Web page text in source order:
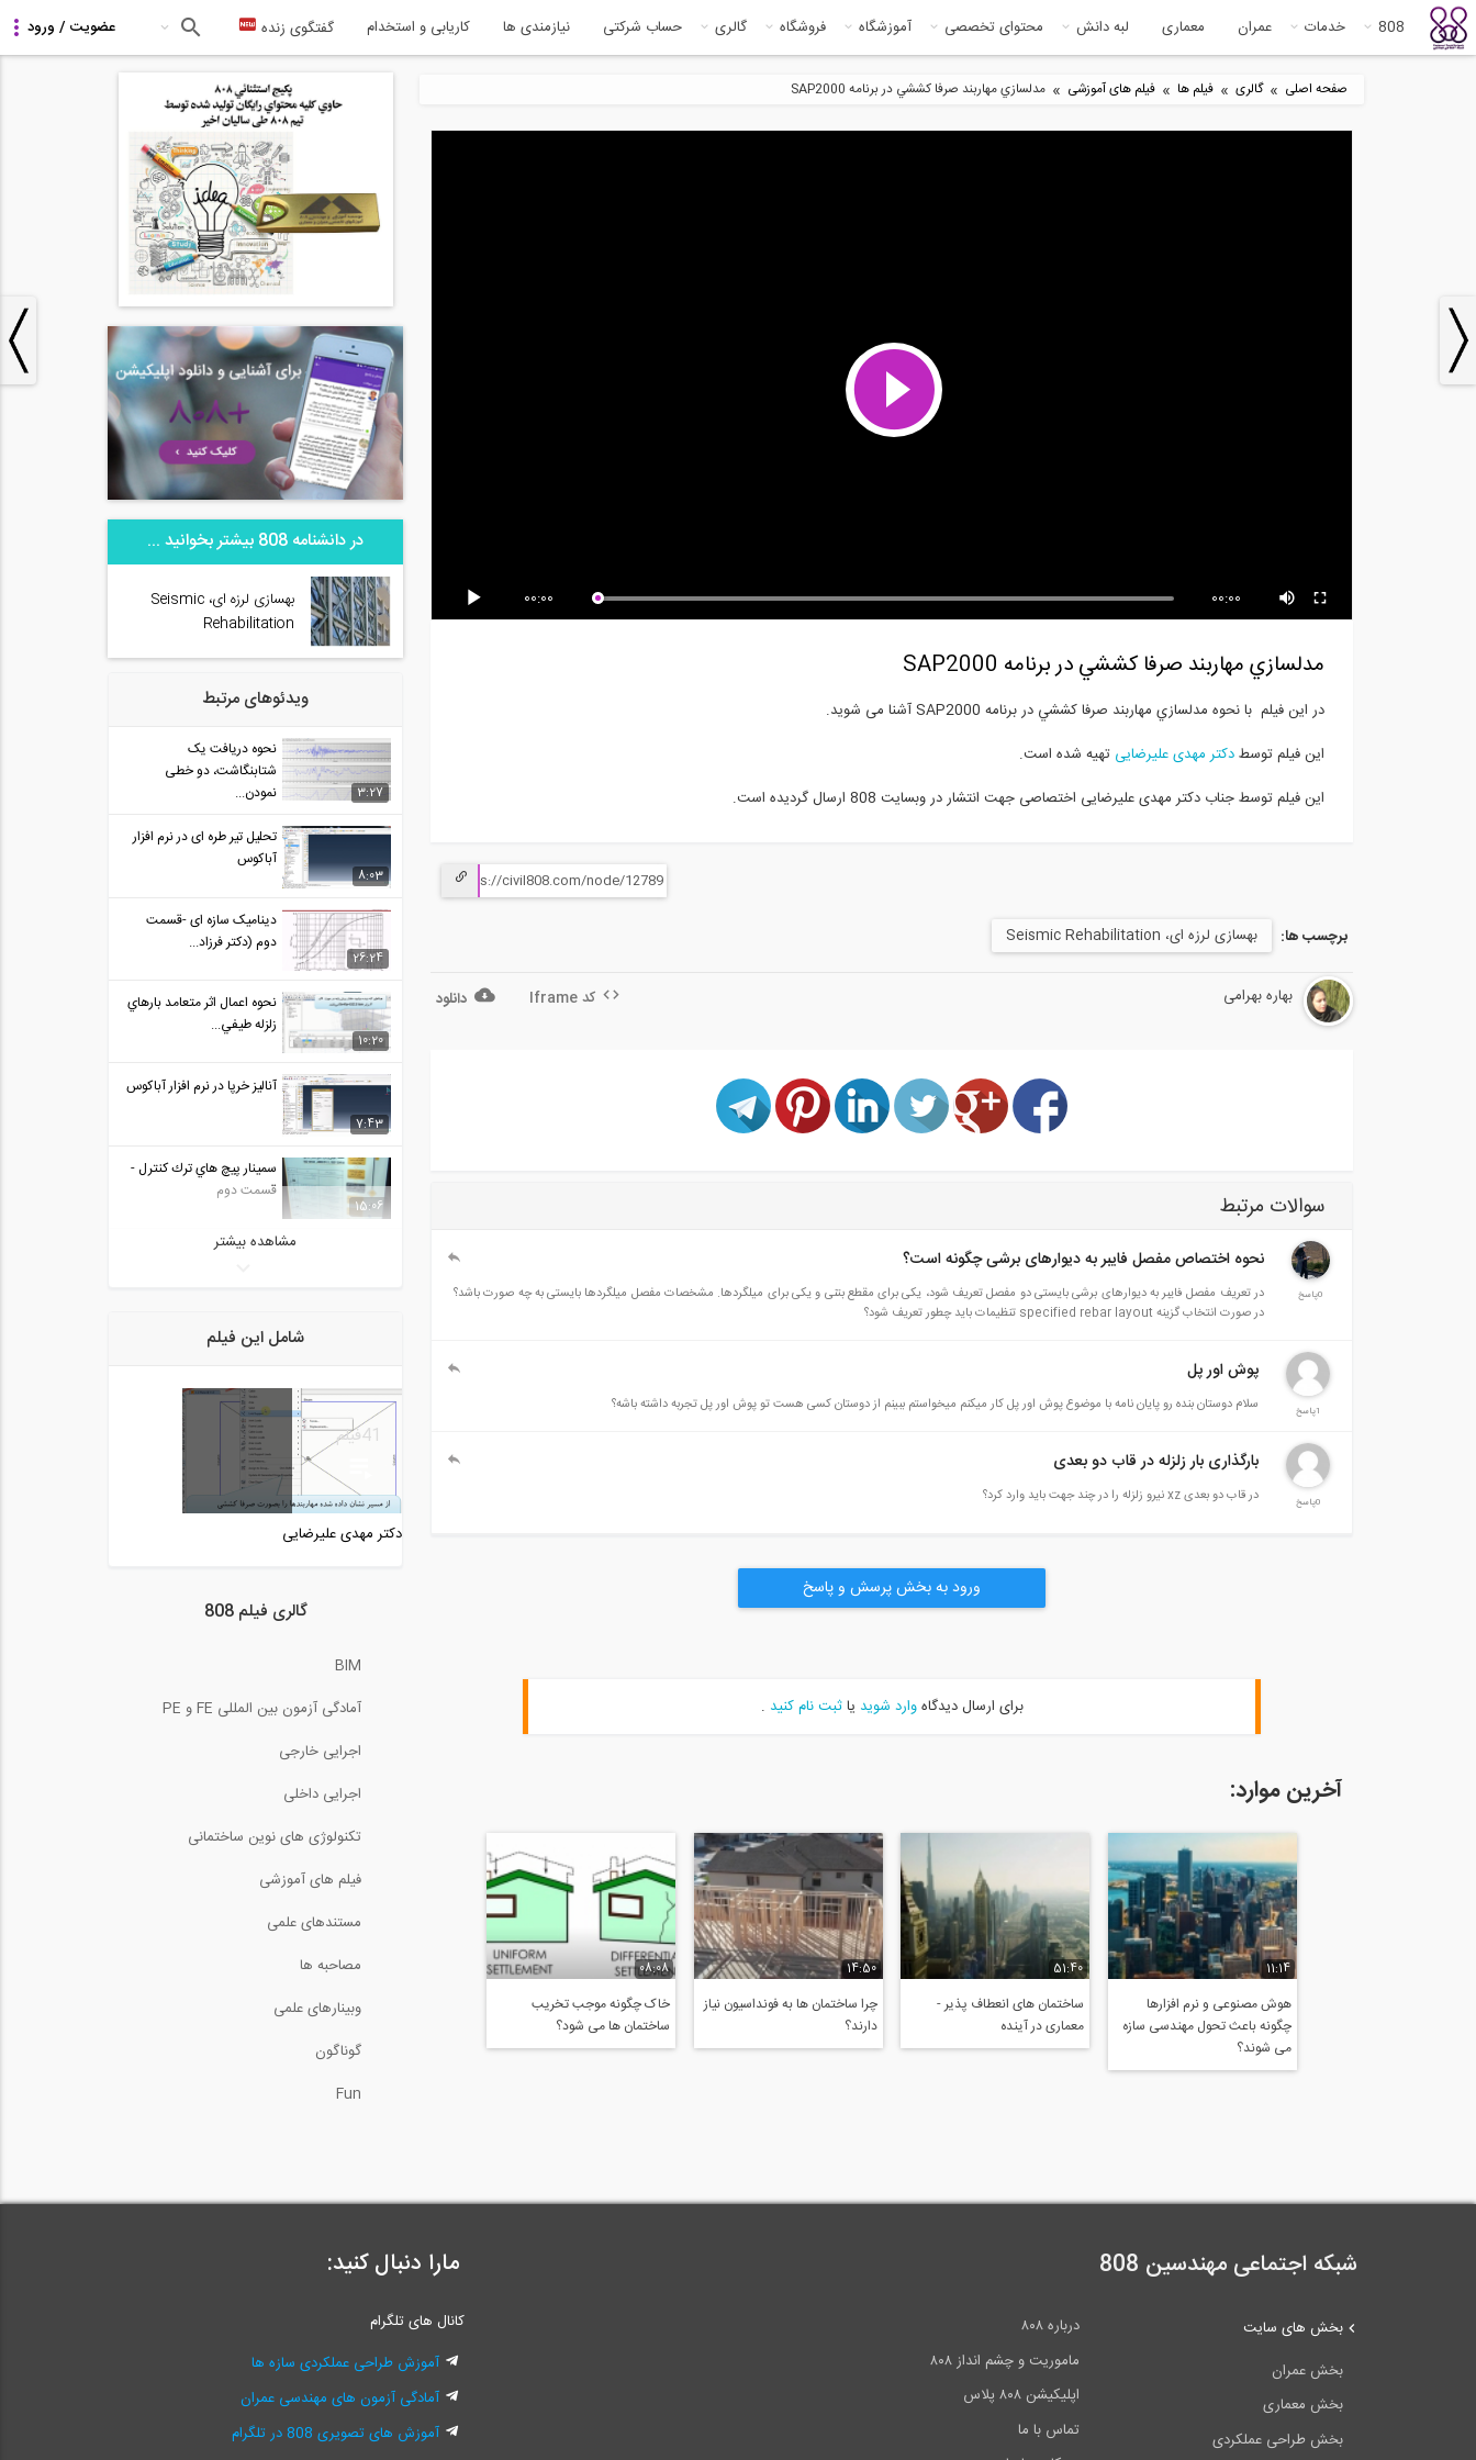
808 خدمات عمران معماری لبه دانش محتوای تخصصی آموزشگاه فروشگاه گالری حساب شرکتی نیازمندی ها کاریابی و استخدام گفتگوی زنده
صفحه اصلی » گالری » فیلم ها » فیلم های آموزشی » مدلسازي مهاربند صرفا كششي در برنامه SAP2000
00:00 00:00
مدلسازي مهاربند صرفا كششي در برنامه SAP2000
در این فیلم با نحوه مدلسازي مهاربند صرفا كششي در برنامه SAP2000 آشنا می شوید.
این فیلم توسطدکتر مهدی علیرضایی تهیه شده است.
این فیلم توسط جناب دکتر مهدی علیرضایی اختصاصی جهت انتشار در وبسایت 808 ارسال گردیده است.
برچسب ها: بهسازی لرزه ای، Seismic Rehabilitation
دانلود بهاره بهرامی کد Iframe
سوالات مرتبط
0پاسخ
نحوه اختصاص مفصل فایبر به دیوارهای برشی چگونه است؟
در تعریف مفصل فایبر به دیوارهای برشی بایستی دو مفصل تعریف شود، یکی برای مقطع بتنی و یکی برای میلگردها. مشخصات مفصل میلگردها بایستی به چه صورت باشد؟
در صورت انتخاب گزینه specified rebar layout تنظیمات باید چطور تعریف شود؟
1پاسخ
پوش اور پل
سلام دوستان بنده رو پایان نامه با موضوع پوش اور پل کار میکنم میخواستم ببینم از دوستان کسی هست تو پوش اور پل تجربه داشته باشه؟
0پاسخ
بارگذاری بار زلزله در قاب دو بعدی
در قاب دو بعدی xz نیرو زلزله را در چند جهت باید وارد کرد؟
ورود به بخش پرسش و پاسخ
برای ارسال دیدگاهوارد شوید یاثبت نام کنید .
آخرین موارد:
11:14
هوش مصنوعی و نرم افزارها
چگونه باعث تحول مهندسی سازه
می شوند؟
51:40
ساختمان های انعطاف پذیر -
معماری در آینده
14:50
چرا ساختمان ها به فونداسیون نیاز
دارند؟
08:08
خاک چگونه موجب تخریب
ساختمان ها می شود؟
در دانشنامه 808 بیشتر بخوانید ...
بهسازی لرزه ای، Seismic
Rehabilitation
ویدئوهای مرتبط
3:27
نحوه دریافت یک
شتابنگاشت، دو خطی
نمودن...
8:03
تحلیل تیر طره ای در نرم افزار
آباکوس
26:24
دینامیک سازه ای -قسمت
دوم (دکتر فرزاد...
10:20
نحوه اعمال اثر متعامد بارهاي
زلزله طيفي...
7:43
آنالیز خرپا در نرم افزار آباکوس
15:06
سمينار پيچ هاي ترك كنترل -
قسمت دوم
طراحی و تحلیل دال تخت در
انتقال مدل های سازه ای
محاسبه وزن مخصوص
خشک خاک (ترجمه و دوبله...
3:32
روند خروجی گرفتن از برنامه
ETABS2015...
قسمت چهارم
5:04
16:38
مرور روند تاریخی فرآیندهای
PMBOK - قسمت...
نرم افزار ETABS...
مشاهده بیشتر
شامل این فیلم
دکتر مهدی علیرضایی
41فیلم
گالری فیلم 808
BIM
آمادگی آزمون بین المللی FE و PE
اجرایی خارجی
اجرایی داخلی
تکنولوژی های نوین ساختمانی
فیلم های آموزشی
مستندهای علمی
مصاحبه ها
وبینارهای علمی
گوناگون
Fun
شبکه اجتماعی مهندسین 808
درباره ۸۰۸
ماموریت و چشم انداز ۸۰۸
اپلیکیشن ۸۰۸ پلاس
تماس با ما
بخش های سایت
بخش عمران
بخش معماری
بخش طراحی عملکردی
مارا دنبال کنید:
کانال های تلگرام
آموزش طراحی عملکردی سازه ها
آمادگی آزمون های مهندسی عمران
آموزش های تصویری 808 در تلگرام